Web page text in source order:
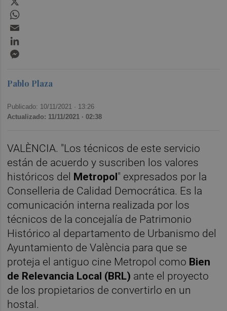
Pablo Plaza
Publicado: 10/11/2021 · 13:26
Actualizado: 11/11/2021 · 02:38
VALÈNCIA. "Los técnicos de este servicio
están de acuerdo y suscriben los valores
históricos del Metropol" expresados por la
Conselleria de Calidad Democrática. Es la
comunicación interna realizada por los
técnicos de la concejalía de Patrimonio
Histórico al departamento de Urbanismo del
Ayuntamiento de València para que se
proteja el antiguo cine Metropol como Bien
de Relevancia Local (BRL) ante el proyecto
de los propietarios de convertirlo en un
hostal.